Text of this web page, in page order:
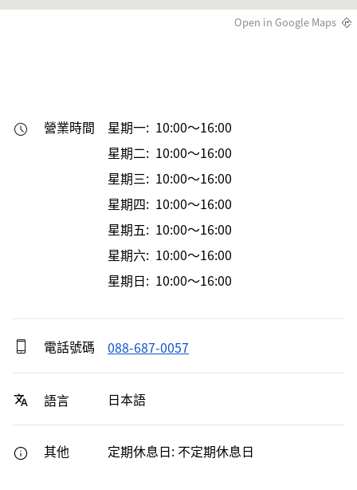
Open in Google Maps
營業時間
星期一: 10:00～16:00
星期二: 10:00～16:00
星期三: 10:00～16:00
星期四: 10:00～16:00
星期五: 10:00～16:00
星期六: 10:00～16:00
星期日: 10:00～16:00
電話號碼 088-687-0057
語言 日本語
其他 定期休息日: 不定期休息日